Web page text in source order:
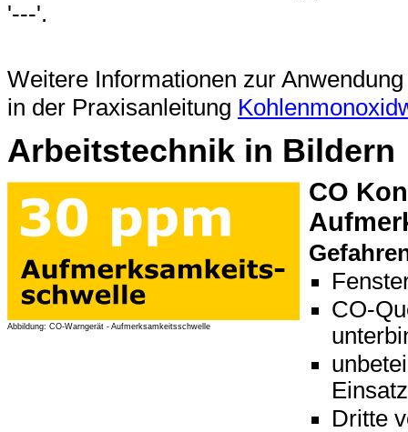
'---'.
Weitere Informationen zur
in der Praxisanleitung
Arbeitstechnik in Bildern
Abbildung: CO-Warngerät - Aufmerksamkeitsschwelle
CO
CO-
Dritte